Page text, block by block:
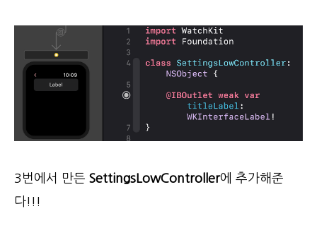
3번에서 만든 SettingsLowController에 추가해준
다!!!